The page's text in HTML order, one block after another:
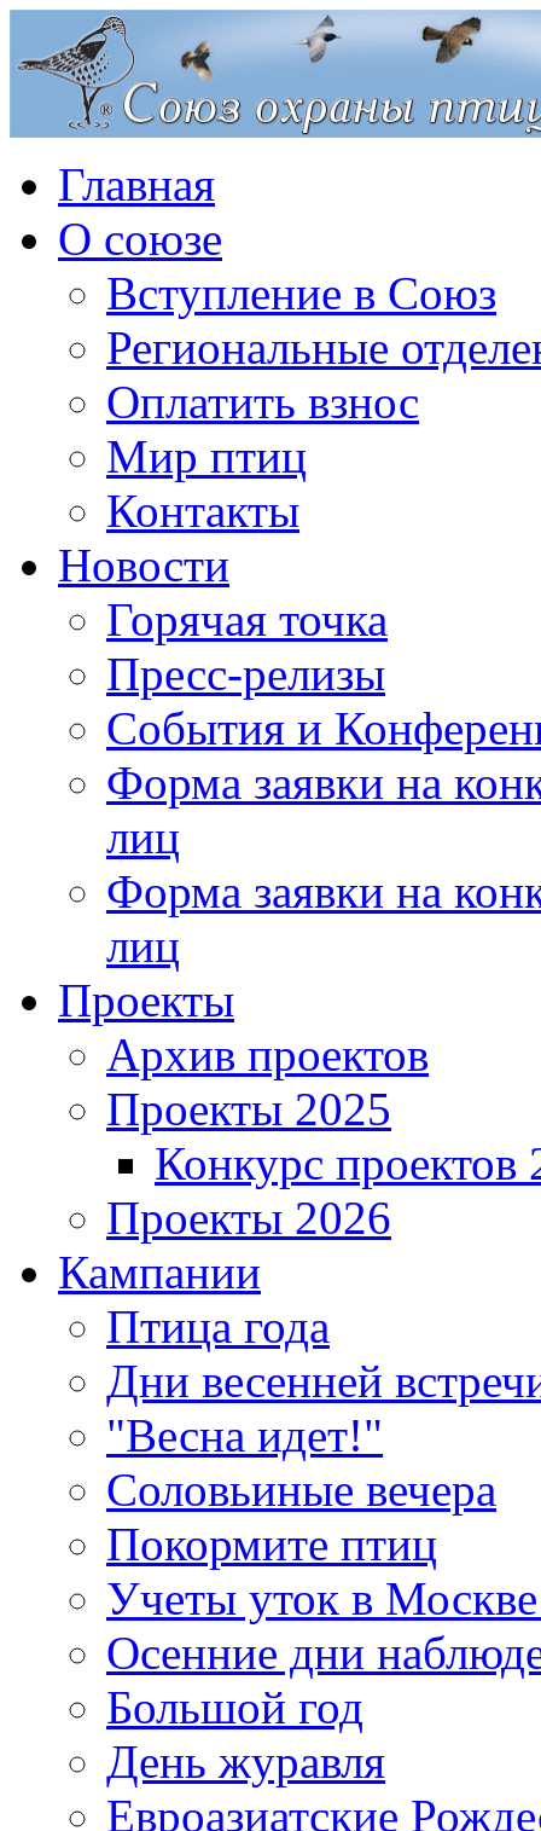
Главная
О союзе
Вступление в Союз
Региональные
Оплатить взнос
Мир птиц
Контакты
Новости
Горячая точка
Пресс-релизы
События и
Форма заявки на
лиц
Форма заявки на
лиц
Проекты
Архив проектов
Проекты 2025
Конкурс проектов
Проекты 2026
Кампании
Птица года
Дни весенней
"Весна идет!"
Соловьиные вечера
Покормите птиц
Учеты уток в
Осенние дни
Большой год
День журавля
Евроазиатские